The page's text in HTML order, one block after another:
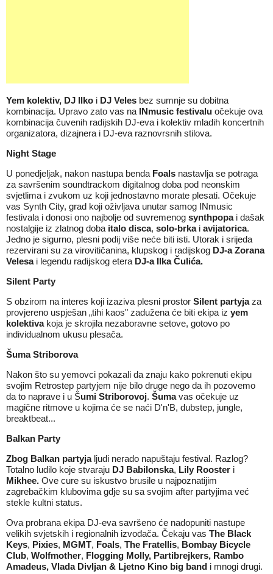
Yem kolektiv, DJ Ilko i DJ Veles bez sumnje su dobitna
kombinacija. Upravo zato vas na INmusic festivalu očekuje ova
kombinacija čuvenih radijskih DJ-eva i kolektiv mladih koncertnih
organizatora, dizajnera i DJ-eva raznovrsnih stilova.
Night Stage
U ponedjeljak, nakon nastupa benda Foals nastavlja se potraga
za savršenim soundtrackom digitalnog doba pod neonskim
svjetlima i zvukom uz koji jednostavno morate plesati. Očekuje
vas Synth City, grad koji oživljava unutar samog INmusic
festivala i donosi ono najbolje od suvremenog synthpopai dašak
nostalgije iz zlatnog doba italo disca, solo-brkai avijatorica.
Jedno je sigurno, plesni podij više neće biti isti. Utorak i srijeda
rezervirani su za virovitičanina, klupskog i radijskog DJ-a Zorana
Velesai legendu radijskog etera DJ-a Ilka Čulića.
Silent Party
S obzirom na interes koji izaziva plesni prostor Silent partyjaza
provjereno uspješan „tihi kaos" zadužena će biti ekipa iz yem
kolektivakoja je skrojila nezaboravne setove, gotovo po
individualnom ukusu plesača.
Šuma Striborova
Nakon što su yemovci pokazali da znaju kako pokrenuti ekipu
svojim Retrostep partyjem nije bilo druge nego da ih pozovemo
da to naprave i u Šumi Striborovoj. Šumavas očekuje uz
magične ritmove u kojima će se naći D'n'B, dubstep, jungle,
breaktbeat...
Balkan Party
Zbog Balkan partyjaljudi nerado napuštaju festival. Razlog?
Totalno ludilo koje stvaraju DJ Babilonska, Lily Rooster i
Mikhee. Ove cure su iskustvo brusile u najpoznatijim
zagrebačkim klubovima gdje su sa svojim after partyjima već
stekle kultni status.
Ova probrana ekipa DJ-eva savršeno će nadopuniti nastupe
velikih svjetskih i regionalnih izvođača. Čekaju vas The Black
Keys, Pixies, MGMT, Foals, The Fratellis, Bombay Bicycle
Club, Wolfmother, Flogging Molly, Partibrejkers, Rambo
Amadeus, Vlada Divljan & Ljetno Kino big band i mnogi drugi.